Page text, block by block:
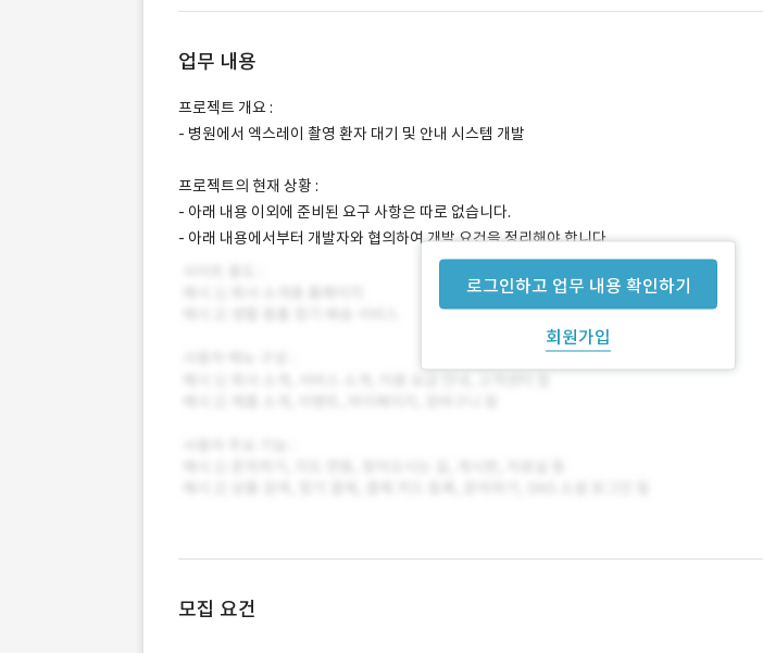
업무 내용
로그인하고 업무 내용 확인하기
회원가입
프로젝트 개요 :
- 병원에서 엑스레이 촬영 환자 대기 및 안내 시스템 개발
프로젝트의 현재 상황 :
- 아래 내용 이외에 준비된 요구 사항은 따로 없습니다.
- 아래 내용에서부터 개발자와 협의하여 개발 요건을 정리해야 합니다.
모집 요건